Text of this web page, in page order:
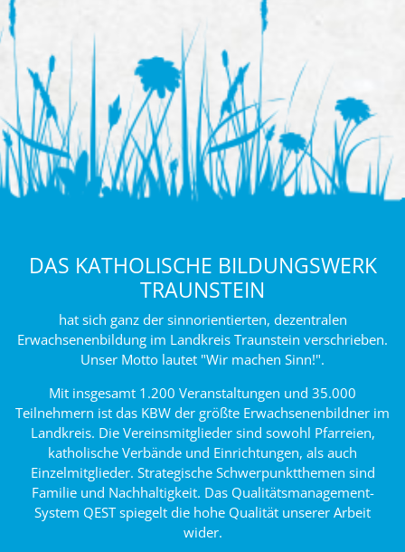
DAS KATHOLISCHE BILDUNGSWERK
TRAUNSTEIN
hat sich ganz der sinnorientierten, dezentralen
Erwachsenenbildung im Landkreis Traunstein verschrieben.
Unser Motto lautet "Wir machen Sinn!".
Mit insgesamt 1.200 Veranstaltungen und 35.000
Teilnehmern ist das KBW der größte Erwachsenenbildner im
Landkreis. Die Vereinsmitglieder sind sowohl Pfarreien,
katholische Verbände und Einrichtungen, als auch
Einzelmitglieder. Strategische Schwerpunktthemen sind
Familie und Nachhaltigkeit. Das Qualitätsmanagement-
System QEST spiegelt die hohe Qualität unserer Arbeit
wider.